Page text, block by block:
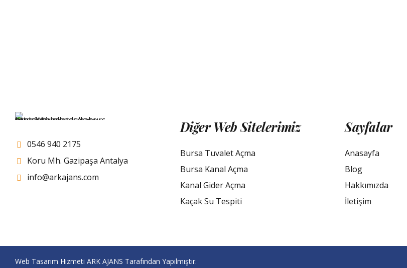
0546 940 2175
Koru Mh. Gazipaşa Antalya
info@arkajans.com
Diğer Web Sitelerimiz
Bursa Tuvalet Açma
Bursa Kanal Açma
Kanal Gider Açma
Kaçak Su Tespiti
Sayfalar
Anasayfa
Blog
Hakkımızda
İletişim
Web Tasarım Hizmeti ARK AJANS Tarafından Yapılmıştır.